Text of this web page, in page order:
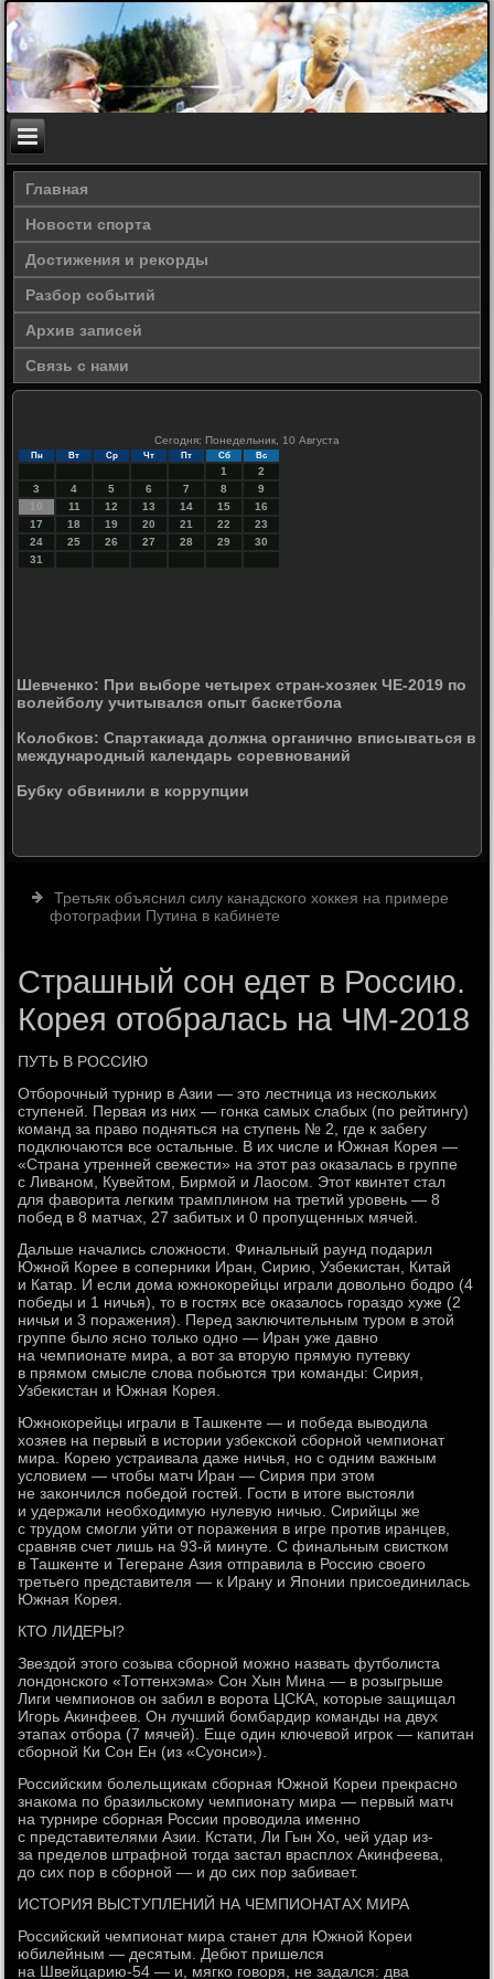
Главная
Новости спорта
Достижения и рекорды
Разбор событий
Архив записей
Связь с нами
Сегодня: Понедельник, 10 Августа
Пн Вт Ср Чт Пт Сб Вс
1
2
3
4 5 6 7 8
9
10
11 12 13 14 15
16
17
18 19 20 21 22
23
24
25 26 27 28 29
30
31
Шевченко: При выборе четырех стран-хозяек ЧЕ-2019 по
волейболу учитывался опыт баскетбола
Колобков: Спартакиада должна органично вписываться в
международный календарь соревнований
Бубку обвинили в коррупции
Третьяк объяснил силу канадского хоккея на примере
фотографии Путина в кабинете
Страшный сон едет в Россию.
Корея отобралась на ЧМ-2018
ПУТЬ В РОССИЮ
Отборочный турнир в Азии — это лестница из нескольких
ступеней. Первая из них — гонка самых слабых (по рейтингу)
команд за право подняться на ступень № 2, где к забегу
подключаются все остальные. В их числе и Южная Корея —
«Страна утренней свежести» на этот раз оказалась в группе
с Ливаном, Кувейтом, Бирмой и Лаосом. Этот квинтет стал
для фаворита легким трамплином на третий уровень — 8
побед в 8 матчах, 27 забитых и 0 пропущенных мячей.
Дальше начались сложности. Финальный раунд подарил
Южной Корее в соперники Иран, Сирию, Узбекистан, Китай
и Катар. И если дома южнокорейцы играли довольно бодро (4
победы и 1 ничья), то в гостях все оказалось гораздо хуже (2
ничьи и 3 поражения). Перед заключительным туром в этой
группе было ясно только одно — Иран уже давно
на чемпионате мира, а вот за вторую прямую путевку
в прямом смысле слова побьются три команды: Сирия,
Узбекистан и Южная Корея.
Южнокорейцы играли в Ташкенте — и победа выводила
хозяев на первый в истории узбекской сборной чемпионат
мира. Корею устраивала даже ничья, но с одним важным
условием — чтобы матч Иран — Сирия при этом
не закончился победой гостей. Гости в итоге выстояли
и удержали необходимую нулевую ничью. Сирийцы же
с трудом смогли уйти от поражения в игре против иранцев,
сравняв счет лишь на 93-й минуте. С финальным свистком
в Ташкенте и Тегеране Азия отправила в Россию своего
третьего представителя — к Ирану и Японии присоединилась
Южная Корея.
КТО ЛИДЕРЫ?
Звездой этого созыва сборной можно назвать футболиста
лондонского «Тоттенхэма» Сон Хын Мина — в розыгрыше
Лиги чемпионов он забил в ворота ЦСКА, которые защищал
Игорь Акинфеев. Он лучший бомбардир команды на двух
этапах отбора (7 мячей). Еще один ключевой игрок — капитан
сборной Ки Сон Ен (из «Суонси»).
Российским болельщикам сборная Южной Кореи прекрасно
знакома по бразильскому чемпионату мира — первый матч
на турнире сборная России проводила именно
с представителями Азии. Кстати, Ли Гын Хо, чей удар из-
за пределов штрафной тогда застал врасплох Акинфеева,
до сих пор в сборной — и до сих пор забивает.
ИСТОРИЯ ВЫСТУПЛЕНИЙ НА ЧЕМПИОНАТАХ МИРА
Российский чемпионат мира станет для Южной Кореи
юбилейным — десятым. Дебют пришелся
на Швейцарию-54 — и, мягко говоря, не задался: два